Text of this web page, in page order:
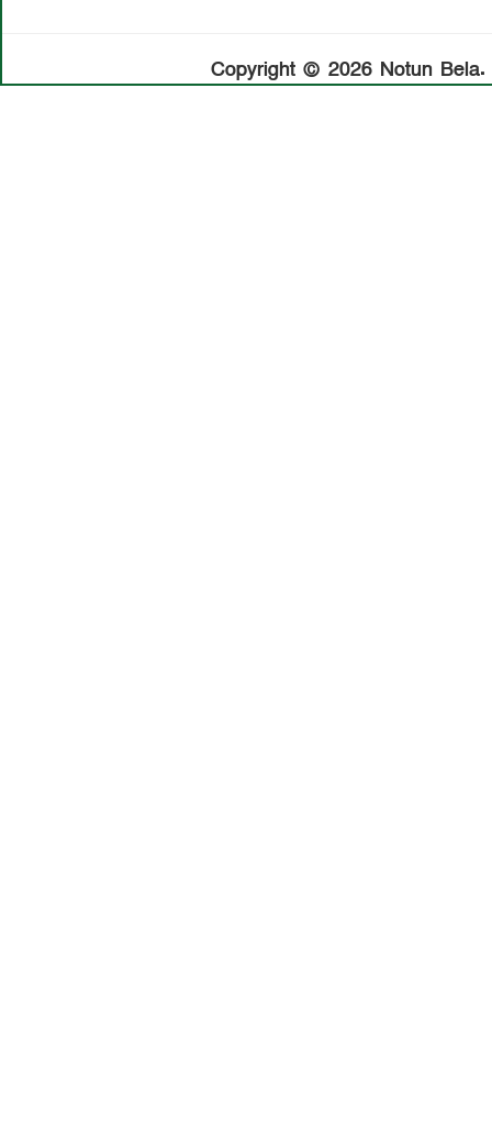
Copyright © 2026 Notun Bela.